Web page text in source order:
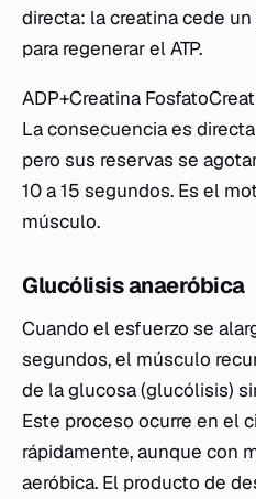
directa: la creatina cede
para regenerar el ATP.
ADP+Creatina
La consecuencia es
pero sus reservas se
10 a 15 segundos. Es el
músculo.
Glucólisis anaeróbica
Cuando el esfuerzo se
segundos, el músculo
de la glucosa (glucólisis)
Este proceso ocurre en el
rápidamente, aunque con
aeróbica. El producto de